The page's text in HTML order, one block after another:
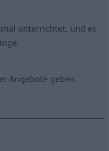
unterrichtet, und es
Angebote geben.